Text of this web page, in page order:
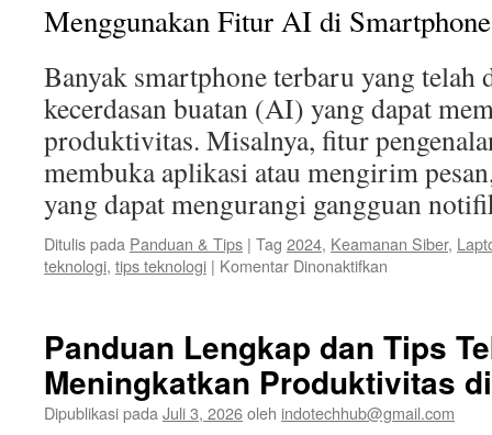
Menggunakan Fitur AI di Smartphone
Banyak smartphone terbaru yang
kecerdasan buatan (AI) yang dapat
produktivitas. Misalnya, fitur
membuka aplikasi atau mengirim
yang dapat mengurangi gangguan
Ditulis pada Panduan & Tips | Tag 2024, Keamanan Siber,
teknologi, tips teknologi | Komentar Dinonaktifkan
Teknologi
Terbaru
untuk
Panduan Lengkap dan Tips
Meningkatkan Produktivitas
Dipublikasi pada Juli 3, 2026oleh indotechhub@gmail.com